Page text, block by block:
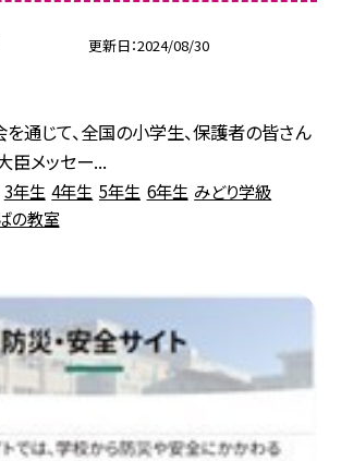
更新日 2024/08/30
通じて、全国の小学生、保護者の皆さん
臣メッセー...
3年生 4年生 5年生 6年生 みどり学級
の教室